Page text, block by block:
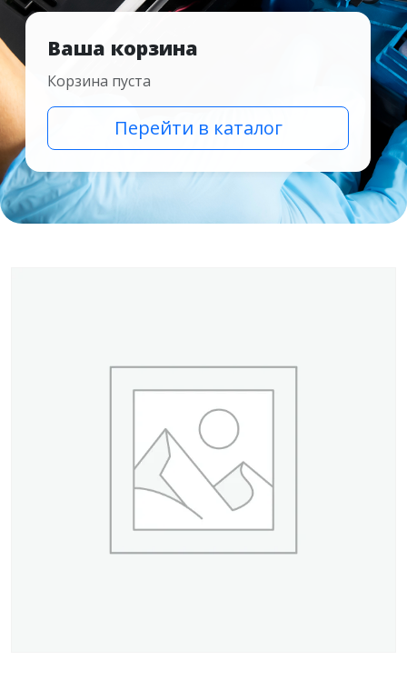
Ваша корзина
Корзина пуста
Перейти в каталог